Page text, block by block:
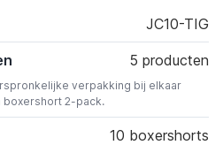
JC10-TIG
5 producten
verpakking bij elkaar
boxershort 2-pack.
10 boxershorts